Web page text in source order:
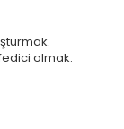
olmak.